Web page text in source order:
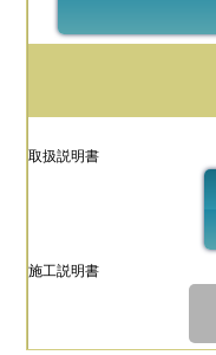
取扱説明書
施工説明書